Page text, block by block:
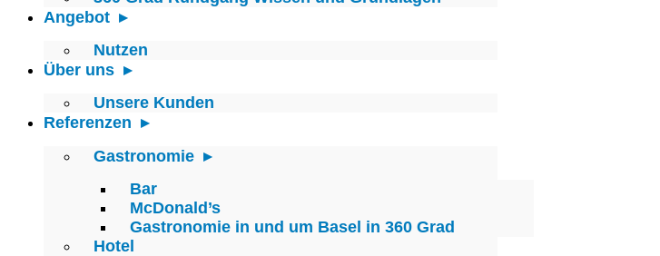
Angebot
Nutzen
Über uns
Unsere Kunden
Referenzen
Gastronomie
Bar
McDonald’s
Gastronomie in und um Basel in 360 Grad
Hotel